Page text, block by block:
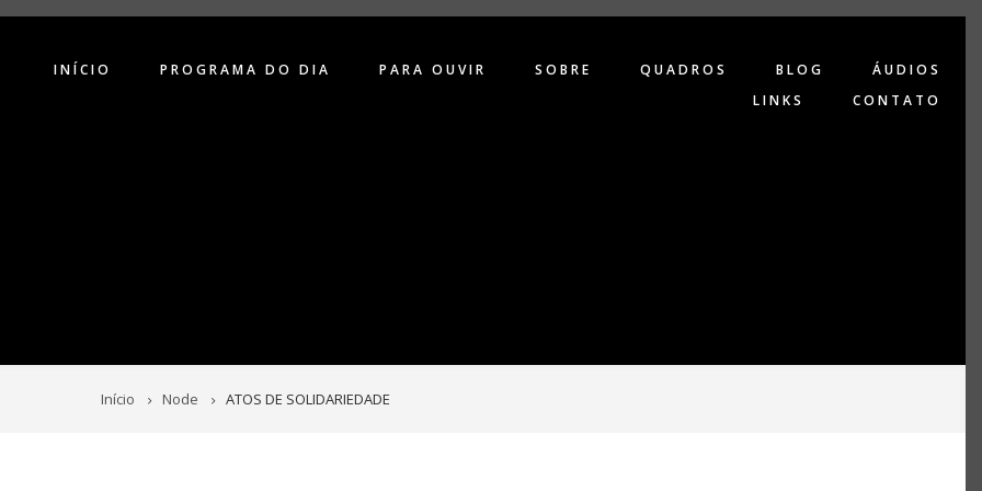
INÍCIO PROGRAMA DO DIA PARA OUVIR SOBRE QUADROS BLOG
ÁUDIOS
LINKS
CONTATO
Início Node ATOS DE SOLIDARIEDADE